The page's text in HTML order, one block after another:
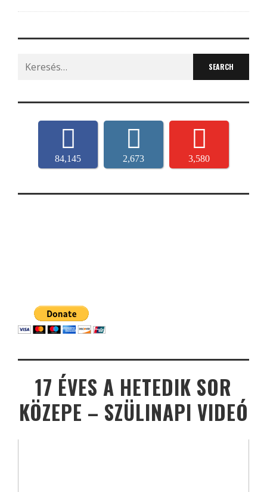
Search
for:
84,145 2,673 3,580
17 ÉVES A HETEDIK SOR
KÖZEPE – SZÜLINAPI VIDEÓ